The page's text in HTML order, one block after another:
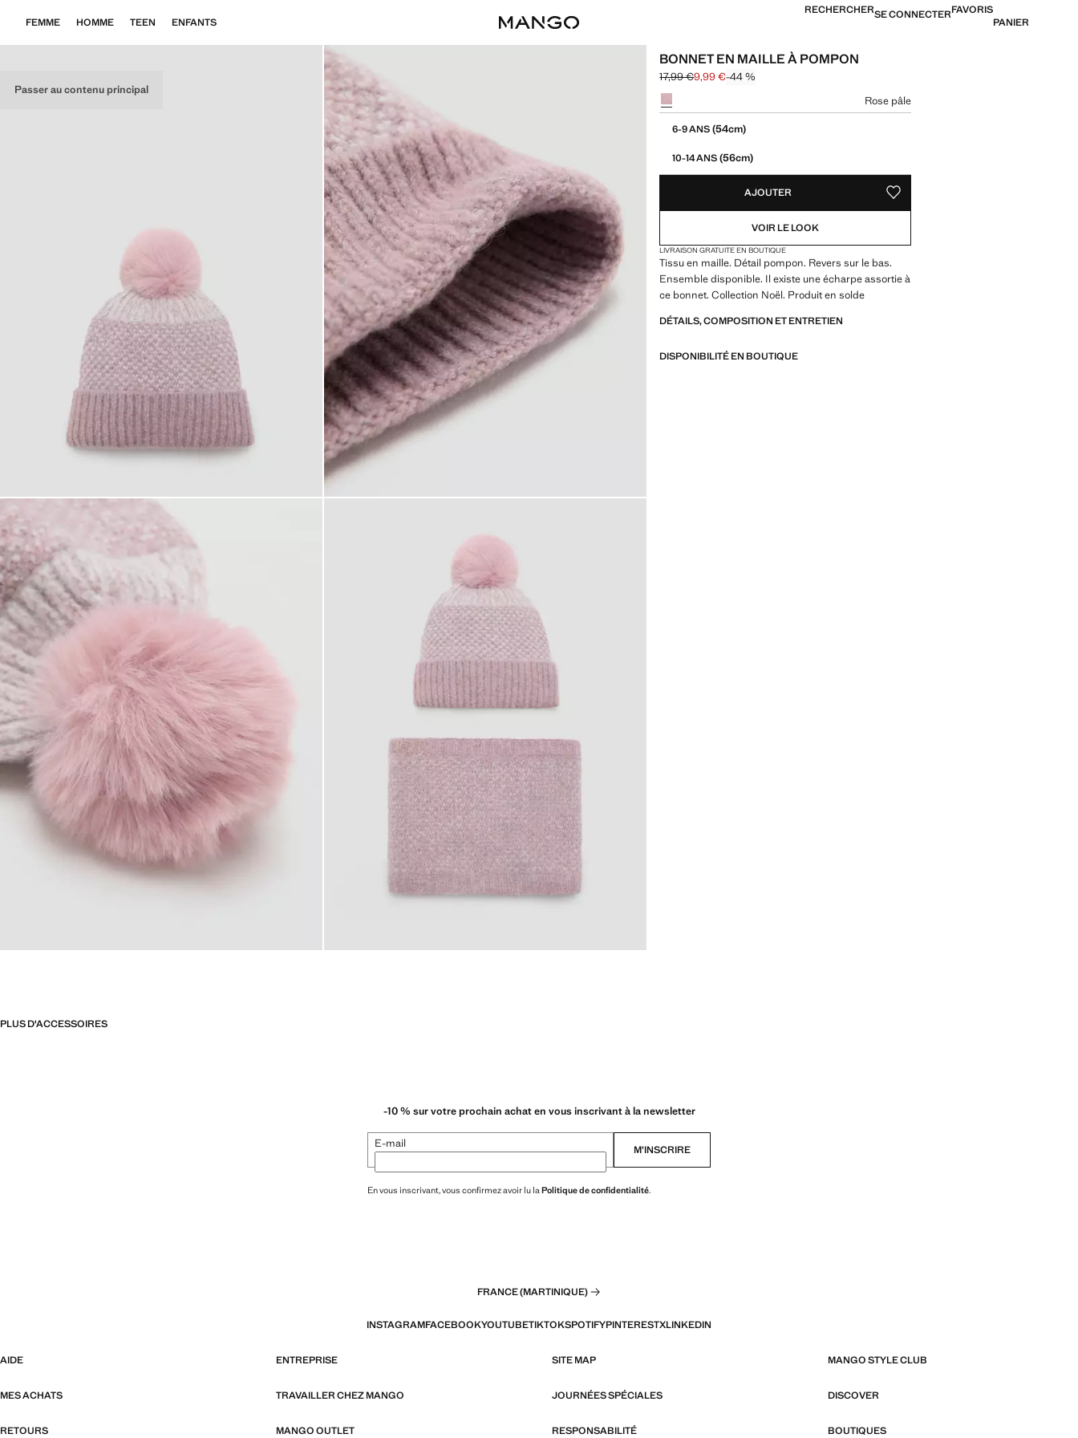
Passer au contenu principal
FEMME HOMME TEEN ENFANTS
RECHERCHERSE CONNECTERFAVORIS
PANIER
BONNET EN MAILLE À POMPON
Prix initial barré [17,99 € ]
17,99 €
Prix actuel [9,99 € ]
9,99 €-44 %
Choisissez une couleur
Rose pâle
6-9 ANS(54cm)
10-14 ANS(56cm)
AJOUTER AJOUTER AUX FAVORIS
VOIR LE LOOK
LIVRAISON GRATUITE EN BOUTIQUE
Tissu en maille. Détail pompon. Revers sur le bas.
Ensemble disponible. Il existe une écharpe assortie à
ce bonnet. Collection Noël. Produit en solde
DÉTAILS, COMPOSITION ET ENTRETIEN
DISPONIBILITÉ EN BOUTIQUE
PLUS D'ACCESSOIRES
-10 % sur votre prochain achat en vous inscrivant à la newsletter
E-mail M’INSCRIRE
En vous inscrivant, vous confirmez avoir lu laPolitique de confidentialité.
FRANCE (MARTINIQUE)
INSTAGRAMFACEBOOKYOUTUBETIKTOKSPOTIFYPINTERESTXLINKEDIN
AIDE ENTREPRISE SITE MAP MANGO STYLE CLUB
MES ACHATS TRAVAILLER CHEZ MANGO JOURNÉES SPÉCIALES DISCOVER
RETOURS MANGO OUTLET RESPONSABILITÉ BOUTIQUES